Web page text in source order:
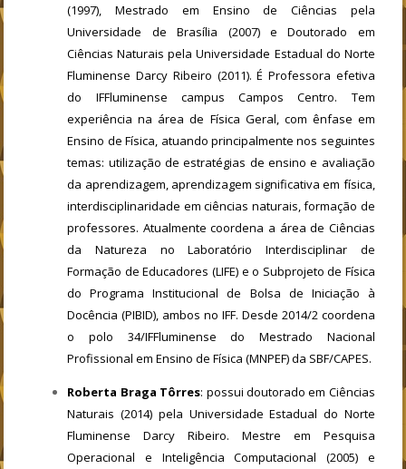
(1997), Mestrado em Ensino de Ciências pela
Universidade de Brasília (2007) e Doutorado em
Ciências Naturais pela Universidade Estadual do Norte
Fluminense Darcy Ribeiro (2011). É Professora efetiva
do IFFluminense campus Campos Centro. Tem
experiência na área de Física Geral, com ênfase em
Ensino de Física, atuando principalmente nos seguintes
temas: utilização de estratégias de ensino e avaliação
da aprendizagem, aprendizagem significativa em física,
interdisciplinaridade em ciências naturais, formação de
professores. Atualmente coordena a área de Ciências
da Natureza no Laboratório Interdisciplinar de
Formação de Educadores (LIFE) e o Subprojeto de Física
do Programa Institucional de Bolsa de Iniciação à
Docência (PIBID), ambos no IFF. Desde 2014/2 coordena
o polo 34/IFFluminense do Mestrado Nacional
Profissional em Ensino de Física (MNPEF) da SBF/CAPES.
Roberta Braga Tôrres: possui doutorado em Ciências
Naturais (2014) pela Universidade Estadual do Norte
Fluminense Darcy Ribeiro. Mestre em Pesquisa
Operacional e Inteligência Computacional (2005) e